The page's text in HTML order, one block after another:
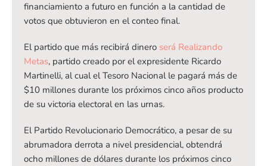
financiamiento a futuro en función a la cantidad de
votos que obtuvieron en el conteo final.
El partido que más recibirá dinero será Realizando
Metas, partido creado por el expresidente Ricardo
Martinelli, al cual el Tesoro Nacional le pagará más de
$10 millones durante los próximos cinco años producto
de su victoria electoral en las urnas.
El Partido Revolucionario Democrático, a pesar de su
abrumadora derrota a nivel presidencial, obtendrá
ocho millones de dólares durante los próximos cinco